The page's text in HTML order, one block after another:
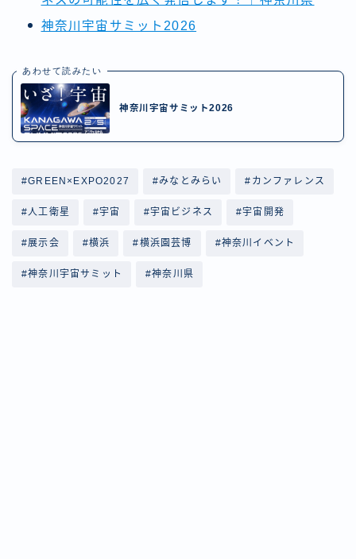
神奈川宇宙サミット2026
あわせて読みたい
神奈川宇宙サミット2026
#GREEN×EXPO2027 #みなとみらい #カンファレンス
#人工衛星 #宇宙 #宇宙ビジネス #宇宙開発
#展示会 #横浜 #横浜園芸博 #神奈川イベント
#神奈川宇宙サミット #神奈川県